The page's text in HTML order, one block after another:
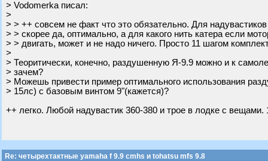
> Vodomerka писал:
>
> > ++ совсем не факт что это обязательно. Для
> > скорее да, оптимально, а для какого нить катера если
> > двигать, может и не надо ничего. Просто 11 шагом
>
> Теоритически, конечно, раздушенную Я-9.9 можно и к
> зачем?
> Можешь привести пример оптимального использования
> 15лс) с базовым винтом 9"(кажется)?
++ легко. Любой надувастик 360-380 и трое в лодке с
Re: четырехтактные yamaha f 9.9 cmhs и tohatsu mfs 9.8